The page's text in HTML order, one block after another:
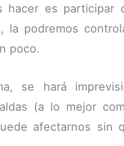
hacer es participar
la podremos
poco.
se hará
(a lo mejor
afectarnos sin